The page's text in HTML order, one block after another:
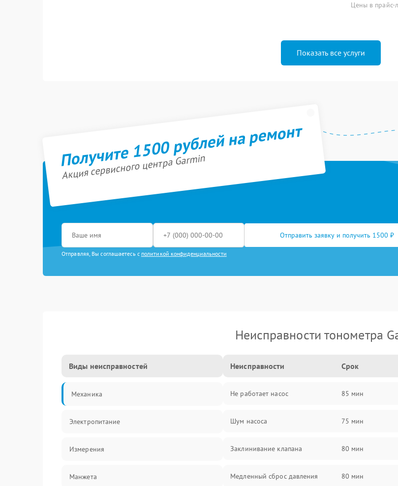
Цены в прайс-
Показать все услуги
Получите 1500 рублей на ремонт
Акция сервисного центра Garmin
Отправить заявку и получить 1500 ₽
Отправляя, Вы соглашаетесь с политикой конфиденциальности
Неисправности тонометра
Виды неисправностей
Механика
Электропитание
Измерения
Манжета
Неисправности Срок
Не работает насос 85 мин
Шум насоса 75 мин
Заклинивание клапана 80 мин
Медленный сброс давления 80 мин